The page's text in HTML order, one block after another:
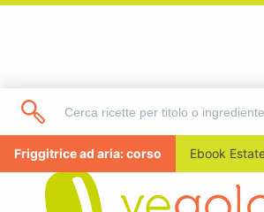
Friggitrice ad aria: corso Ebook